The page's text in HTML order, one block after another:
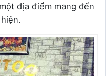
địa điểm mang đến